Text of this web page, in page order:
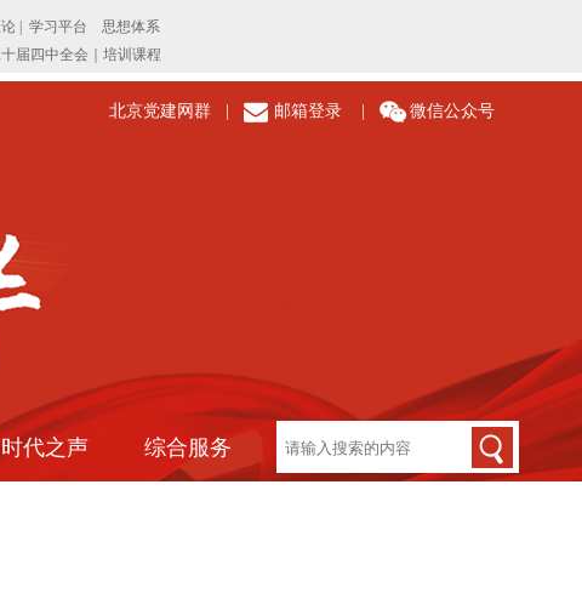
北京党建网群 邮箱登录 微信公众号
时代之声 综合服务